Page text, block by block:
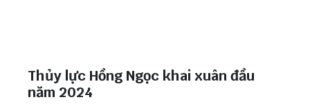
Thủy lực Hồng Ngọc khai xuân đầu
năm 2024